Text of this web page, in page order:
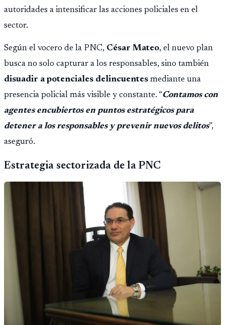
autoridades a intensificar las acciones policiales en el
sector.
Según el vocero de la PNC, César Mateo, el nuevo plan
busca no solo capturar a los responsables, sino también
disuadir a potenciales delincuentes mediante una
presencia policial más visible y constante. “Contamos con
agentes encubiertos en puntos estratégicos para
detener a los responsables y prevenir nuevos delitos”,
aseguró.
Estrategia sectorizada de la PNC